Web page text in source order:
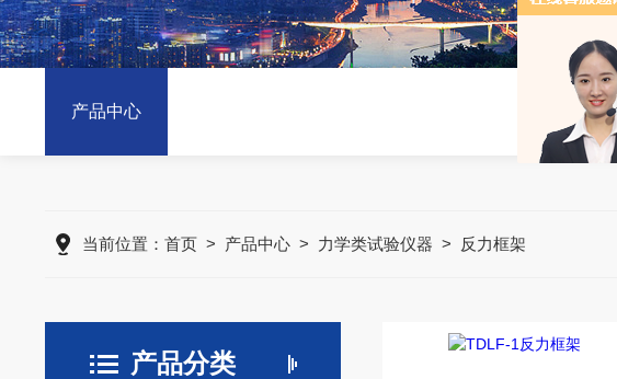
产品中心
当前位置： 首页> 产品中心> 力学类试验仪器 > 反力框架
产品分类